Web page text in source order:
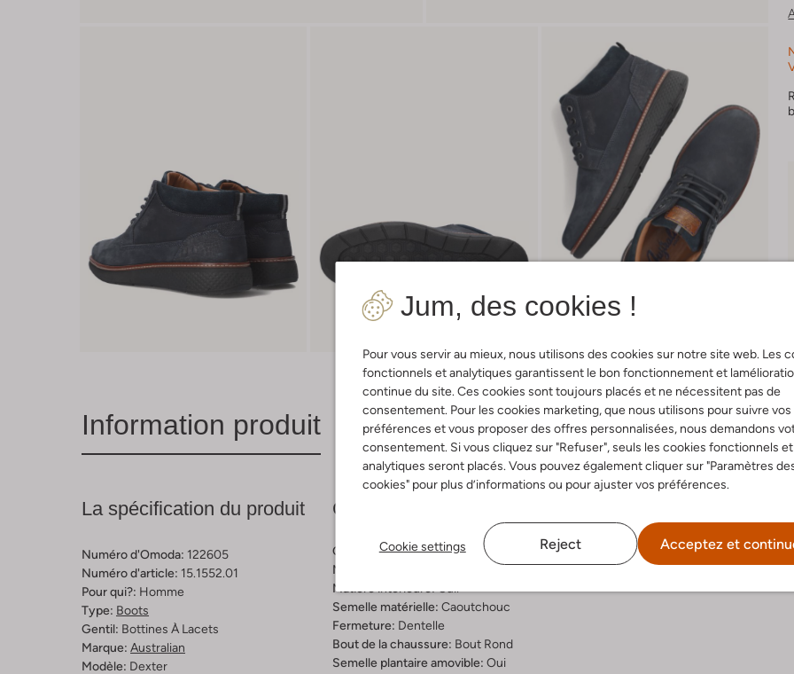
Jum, des cookies !
Pour vous servir au mieux, nous utilisons des cookies sur notre site web. Les
fonctionnels et analytiques garantissent le bon fonctionnement et
continue du site. Ces cookies sont toujours placés et ne nécessitent pas de
consentement. Pour les cookies marketing, que nous utilisons pour suivre vos
préférences et vous proposer des offres personnalisées, nous demandons
consentement. Si vous cliquez sur "Refuser", seuls les cookies fonctionnels et
analytiques seront placés. Vous pouvez également cliquer sur "Paramètres
cookies" pour plus d’informations ou pour ajuster vos préférences.
Cookie settings Reject Acceptez et
Information produit Livraison & retours
La spécification du produit
Numéro d'Omoda: 122605
Numéro d'article: 15.1552.01
Pour qui?: Homme
Type: Boots
Gentil: Bottines À Lacets
Marque: Australian
Modèle: Dexter
Composition & Ajustement
Couleur:Bleu
Matière extérieure:
Matière intérieure:
Semelle matérielle: Caoutchouc
Fermeture: Dentelle
Bout de la chaussure: Bout Rond
Semelle plantaire amovible: Oui